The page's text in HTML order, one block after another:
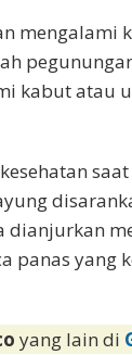
mengalami
kabut atau
dianjurkan
panas yang
yang lain di